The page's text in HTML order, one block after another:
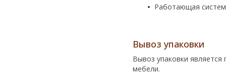
Работающая
Вывоз упаковки
Вывоз упаковки является
мебели.